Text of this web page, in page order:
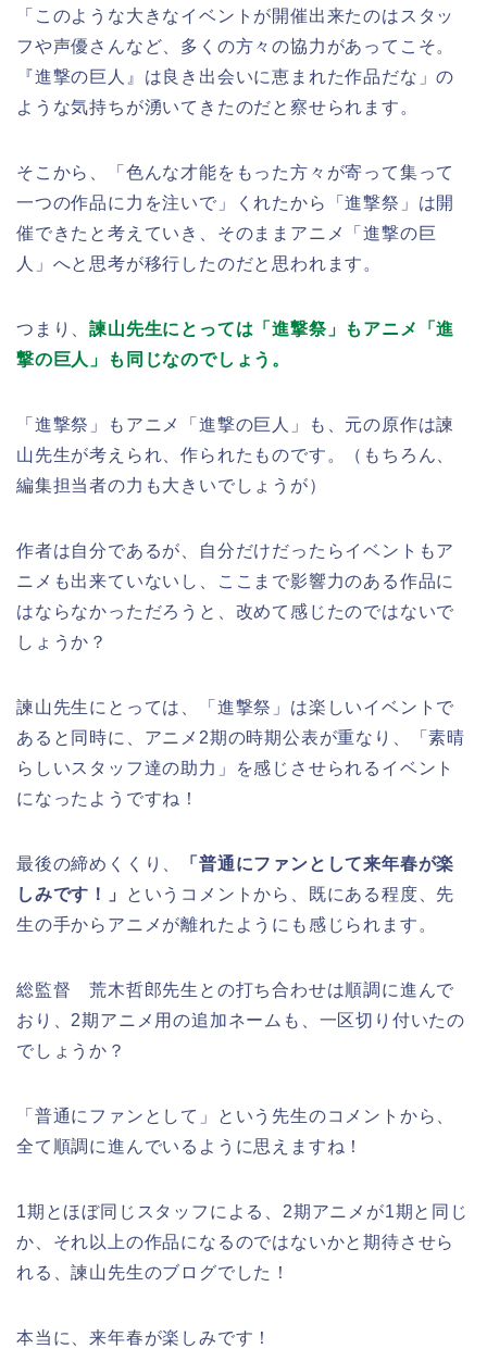
「このような大きなイベントが開催出来たのはスタッ
フや声優さんなど、多くの方々の協力があってこそ。
『進撃の巨人』は良き出会いに恵まれた作品だな」の
ような気持ちが湧いてきたのだと察せられます。
そこから、「色んな才能をもった方々が寄って集って
一つの作品に力を注いで」くれたから「進撃祭」は開
催できたと考えていき、そのままアニメ「進撃の巨
人」へと思考が移行したのだと思われます。
つまり、諫山先生にとっては「進撃祭」もアニメ「進
撃の巨人」も同じなのでしょう。
「進撃祭」もアニメ「進撃の巨人」も、元の原作は諫
山先生が考えられ、作られたものです。（もちろん、
編集担当者の力も大きいでしょうが）
作者は自分であるが、自分だけだったらイベントもア
ニメも出来ていないし、ここまで影響力のある作品に
はならなかっただろうと、改めて感じたのではないで
しょうか？
諫山先生にとっては、「進撃祭」は楽しいイベントで
あると同時に、アニメ2期の時期公表が重なり、「素晴
らしいスタッフ達の助力」を感じさせられるイベント
になったようですね！
最後の締めくくり、
「普通にファンとして来年春が楽
しみです！」
というコメントから、既にある程度、先
生の手からアニメが離れたようにも感じられます。
総監督 荒木哲郎先生との打ち合わせは順調に進んで
おり、2期アニメ用の追加ネームも、一区切り付いたの
でしょうか？
「普通にファンとして」という先生のコメントから、
全て順調に進んでいるように思えますね！
1期とほぼ同じスタッフによる、2期アニメが1期と同じ
か、それ以上の作品になるのではないかと期待させら
れる、諫山先生のブログでした！
本当に、来年春が楽しみです！